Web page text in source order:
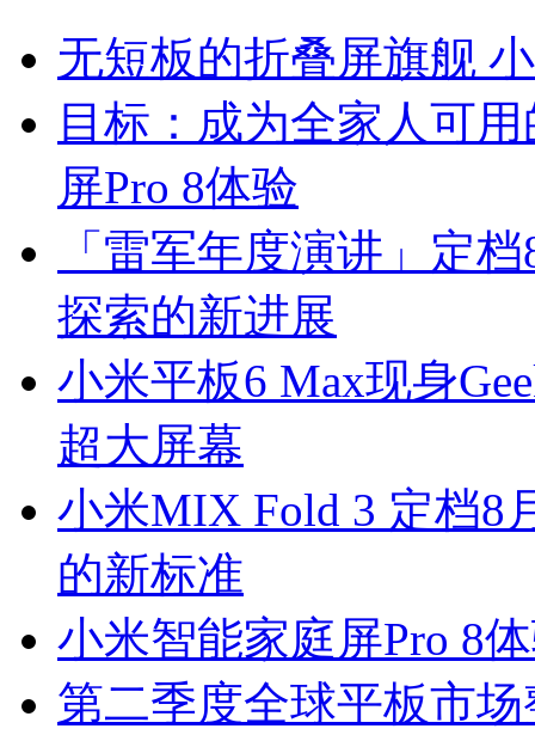
无短板的折叠屏旗舰
目标：成为全家人可
屏Pro 8体验
「雷军年度演讲」定
探索的新进展
小米平板6 Max现身
超大屏幕
小米MIX Fold 3 定档8
的新标准
小米智能家庭屏Pro 8
第二季度全球平板市